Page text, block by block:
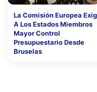
La Comisión Europea
A Los Estados Miembros
Mayor Control
Presupuestario Desde
Bruselas